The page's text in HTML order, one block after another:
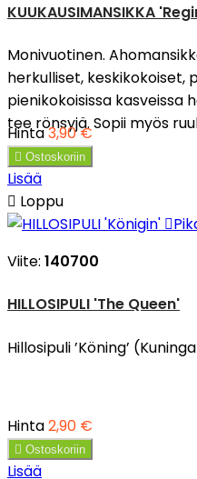
KUUKAUSIMANSIKKA
Monivuotinen.
herkulliset, keskikokoiset,
pienikokoisissa kasveissa
tee rönsyjä. Sopii myös
Hinta3,90 €
 Ostoskoriin
Lisää
 Loppu

Viite: 140700
HILLOSIPULI 'The Queen'
Hillosipuli ’Köning’
Hinta2,90 €
 Ostoskoriin
Lisää